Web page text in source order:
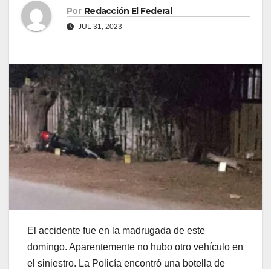
Por Redacción El Federal
JUL 31, 2023
El accidente fue en la madrugada de este
domingo. Aparentemente no hubo otro vehículo en
el siniestro. La Policía encontró una botella de